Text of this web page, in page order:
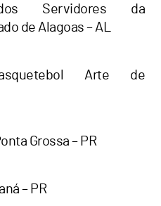
Servidores da
de Alagoas – AL
Arte de
Grossa – PR
– PR